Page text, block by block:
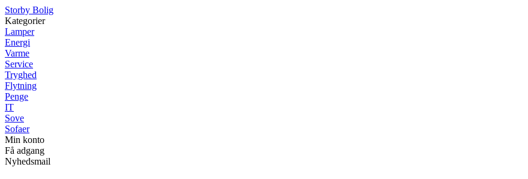
Storby Bolig
Kategorier
Lamper
Energi
Varme
Service
Tryghed
Flytning
Penge
IT
Sove
Sofaer
Min konto
Få adgang
Nyhedsmail